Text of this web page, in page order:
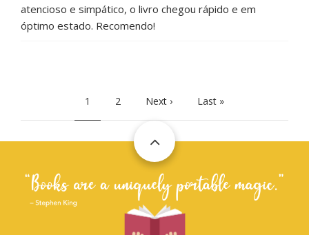
atencioso e simpático, o livro chegou rápido e em
óptimo estado. Recomendo!
Current
1 Page
2 Next
Next › Last
Last »